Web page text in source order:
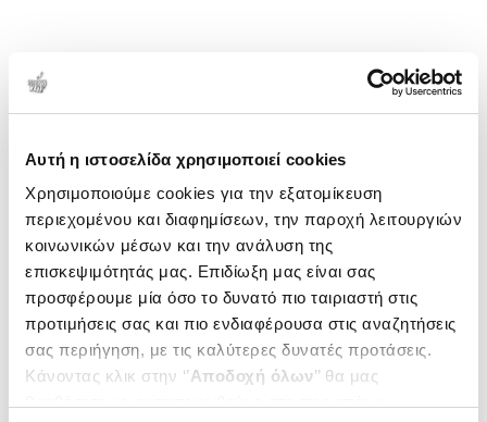
Αυτή η ιστοσελίδα χρησιμοποιεί cookies
Χρησιμοποιούμε cookies για την εξατομίκευση
περιεχομένου και διαφημίσεων, την παροχή λειτουργιών
κοινωνικών μέσων και την ανάλυση της
επισκεψιμότητάς μας. Επιδίωξη μας είναι σας
προσφέρουμε μία όσο το δυνατό πιο ταιριαστή στις
προτιμήσεις σας και πιο ενδιαφέρουσα στις αναζητήσεις
σας περιήγηση, με τις καλύτερες δυνατές προτάσεις.
Κάνοντας κλικ στην ‘’Αποδοχή όλων’’ θα μας